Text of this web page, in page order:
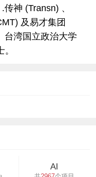
神 (Transn) 、
及易才集团
台湾国立政治大学
AI